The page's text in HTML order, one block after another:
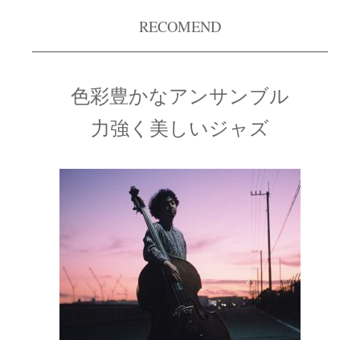
RECOMEND
色彩豊かなアンサンブル
力強く美しいジャズ